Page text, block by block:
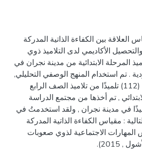
بين الكفاءة الذاتية المدركة
الأكاديمي لدى التلاميذ ذوي
المرحلة الابتدائية من مدينة نجران في
. تم استخدام المنهج الوصفي التحليلي,
حيثُ تكونت العينة من (112) تلميذًا من تلاميذ الصف الرابع
, تم أخذها من مجتمع الدراسة
من (270 ) تلميذًا في مدينة نجران , ولقد استخدمتُ في
: مقياس الكفاءة الذاتية المدركة
المهارات الاجتماعية لذوي صعوبات